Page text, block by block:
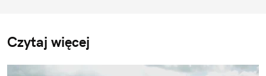
Czytaj więcej